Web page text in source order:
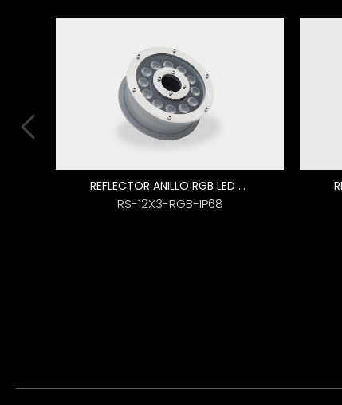
REFLECTOR ANILLO RGB LED SUMERGIBLE
RS-12X3-RGB-IP68